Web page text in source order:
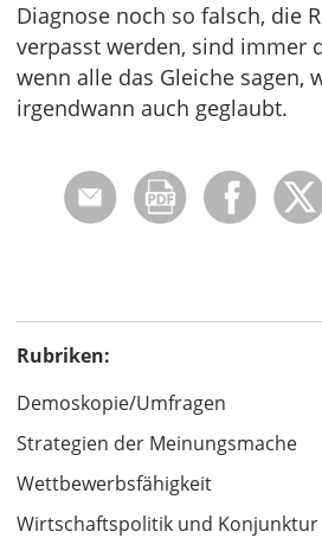
Diagnose noch so falsch, die
verpasst werden, sind immer
wenn alle das Gleiche sagen,
irgendwann auch geglaubt.
Rubriken:
Demoskopie/Umfragen
Strategien der Meinungsmache
Wettbewerbsfähigkeit
Wirtschaftspolitik und Konjunktur